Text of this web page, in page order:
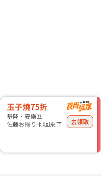
玉子燒75折
基隆・安樂區
佐藤お帰り-你回來了
去領取